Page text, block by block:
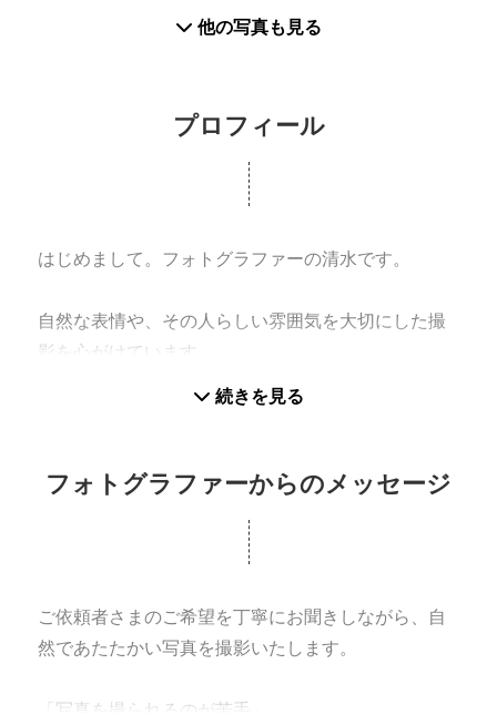
他の写真も見る
プロフィール
はじめまして。フォトグラファーの清水です。
自然な表情や、その人らしい雰囲気を大切にした撮
影を心がけています。
ご家族の記念写真、日常のスナップ、プロフィール
写真、七五三やお宮参りなど、かしこまりすぎない
いただけるよう、ゆっくり会話をしながら進めま
思い出せるような一枚を目指しています。
続きを見る
フォトグラファーからのメッセージ
ご依頼者さまのご希望を丁寧にお聞きしながら、自
然であたたかい写真を撮影いたします。
「写真を撮られるのが苦手」